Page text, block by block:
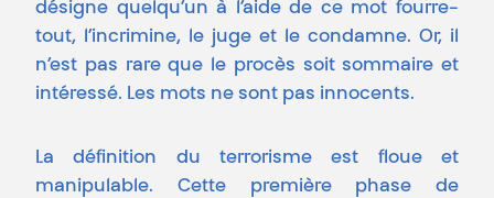
désigne quelqu’un à l’aide de ce mot fourre-
tout, l’incrimine, le juge et le condamne. Or, il
n’est pas rare que le procès soit sommaire et
intéressé. Les mots ne sont pas innocents.
La définition du terrorisme est floue et
manipulable. Cette première phase de